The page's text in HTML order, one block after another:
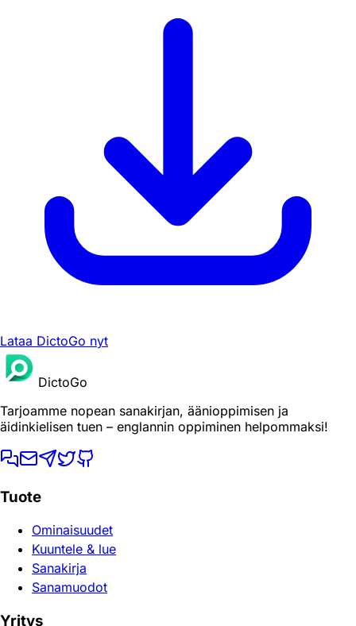
Lataa DictoGo nyt
DictoGo
Tarjoamme nopean sanakirjan, äänioppimisen ja
äidinkielisen tuen – englannin oppiminen helpommaksi!
Tuote
Ominaisuudet
Kuuntele & lue
Sanakirja
Sanamuodot
Yritys